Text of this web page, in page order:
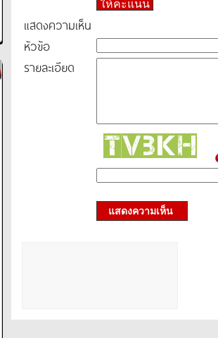
ให้คะแนน
แสดงความเห็น
หัวข้อ
รายละเอียด
แสดงความเห็น